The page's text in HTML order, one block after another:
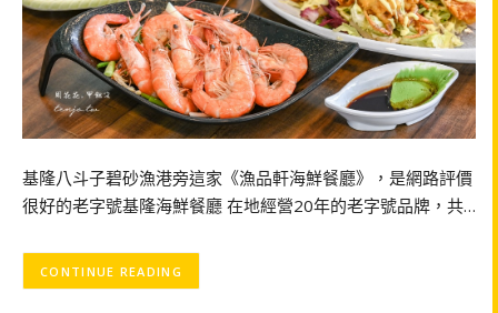
基隆八斗子碧砂漁港旁這家《漁品軒海鮮餐廳》，是網路評價
很好的老字號基隆海鮮餐廳 在地經營20年的老字號品牌，共…
CONTINUE READING